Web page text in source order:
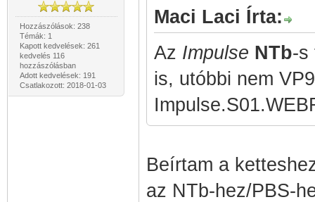
Hozzászólások: 238
Témák: 1
Kapott kedvelések: 261
kedvelés 116
hozzászólásban
Adott kedvelések: 191
Csatlakozott: 2018-01-03
Maci Laci Írta:
Az Impulse NTb-s
is, utóbbi nem
Beírtam a
az NTb-hez/PBS-